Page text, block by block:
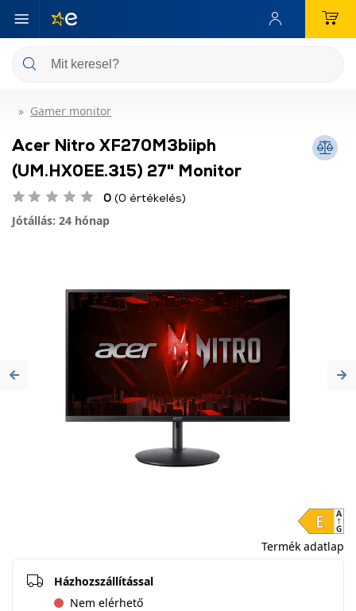
Gamer monitor
Acer Nitro XF270M3biiph
(UM.HX0EE.315) 27" Monitor
0 (0 értékelés)
Jótállás: 24 hónap
Previous
Termék adatlap
Házhozszállítással
Nem elérhető